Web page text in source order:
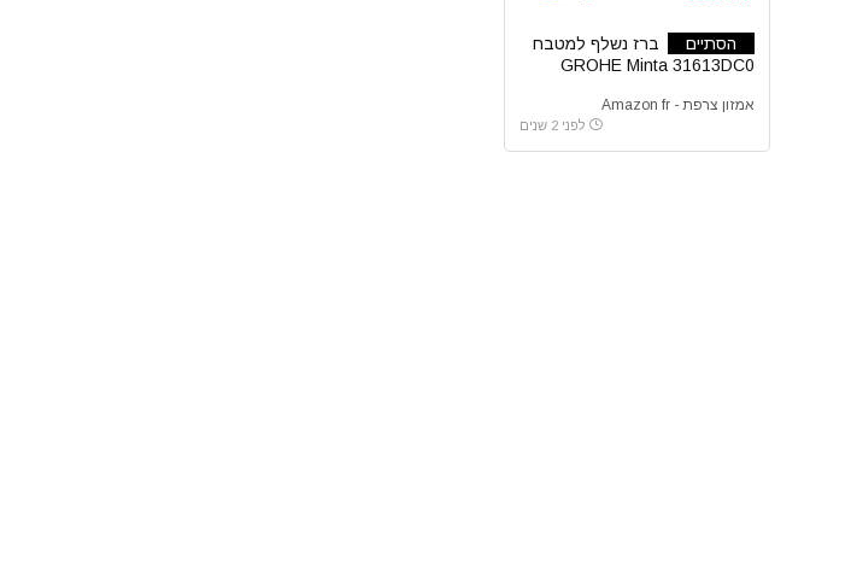
הסתיים
ברז נשלף למטבח
GROHE Minta 31613DC0
אמזון צרפת - Amazon fr
לפני 2 שנים